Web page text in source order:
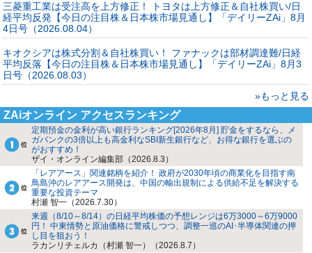
三菱重工業は受注高を上方修正！ トヨタは上方修正＆自社株買い/日
経平均反発【今日の注目株＆日本株市場見通し】「デイリーZAi」8月
4日号（2026.08.04）
キオクシアは株式分割＆自社株買い！ ファナックは部材調達難/日経
平均反落【今日の注目株＆日本株市場見通し】「デイリーZAi」8月3
日号（2026.08.03）
»もっと見る
ZAiオンライン アクセスランキング
定期預金の金利が高い銀行ランキング[2026年8月] 貯金をするなら、メ
ガバンクの3倍以上も高金利なSBI新生銀行など、お得な銀行を選ぶの
がおすすめ！
ザイ・オンライン編集部（2026.8.3）
「レアアース」関連銘柄を紹介！ 政府が2030年頃の商業化を目指す南
鳥島沖のレアアース開発は、中国の輸出規制による供給不足を解決する
重要な投資テーマ
村瀬 智一（2026.7.30）
来週（8/10～8/14）の日経平均株価の予想レンジは6万3000～6万9000
円！ 中東情勢と原油価格に警戒しつつ、調整一巡のAI･半導体関連の押
し目を狙おう！
ラカンリチェルカ（村瀬 智一）（2026.8.7）